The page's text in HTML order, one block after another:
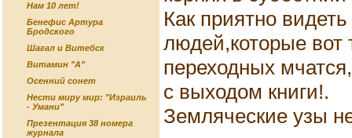
Нам 10 лет!
Бенефис Артура
Бродского
Шагал и Витебск
Витамин "А"
Осенний сонет
Нести миру мир: "Израиль
- Умани"
Презентация 38 номера
журнала
Как приятно
людей,которые вот
переходных
с выходом книги!.
Земляческие узы